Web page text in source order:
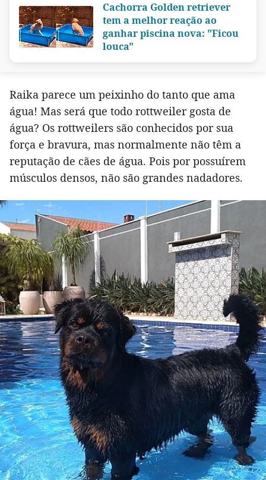
Cachorra Golden retriever
tem a melhor reação ao
ganhar piscina nova: "Ficou
louca"
Raika parece um peixinho do tanto que ama
água! Mas será que todo rottweiler gosta de
água? Os rottweilers são conhecidos por sua
força e bravura, mas normalmente não têm a
reputação de cães de água. Pois por possuírem
músculos densos, não são grandes nadadores.